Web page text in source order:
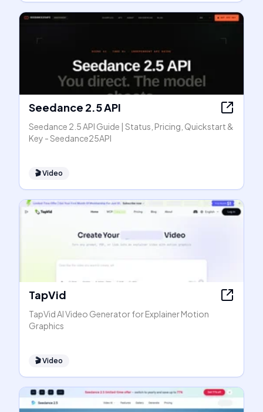
Seedance 2.5 API
Seedance 2.5 API Guide | Status, Pricing, Quickstart &
Key - Seedance25API
🎬Video
TapVid
TapVid AI Video Generator for Explainer Motion
Graphics
🎬Video